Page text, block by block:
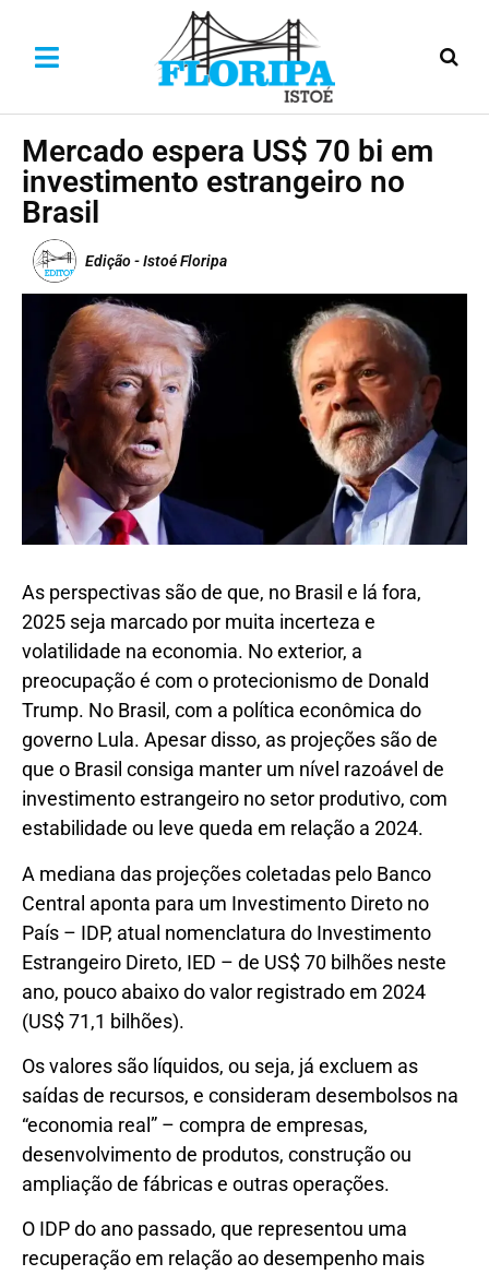
Mercado espera US$ 70 bi em
investimento estrangeiro no
Brasil
Edição - Istoé Floripa
As perspectivas são de que, no Brasil e lá fora,
2025 seja marcado por muita incerteza e
volatilidade na economia. No exterior, a
preocupação é com o protecionismo de Donald
Trump. No Brasil, com a política econômica do
governo Lula. Apesar disso, as projeções são de
que o Brasil consiga manter um nível razoável de
investimento estrangeiro no setor produtivo, com
estabilidade ou leve queda em relação a 2024.
A mediana das projeções coletadas pelo Banco
Central aponta para um Investimento Direto no
País – IDP, atual nomenclatura do Investimento
Estrangeiro Direto, IED – de US$ 70 bilhões neste
ano, pouco abaixo do valor registrado em 2024
(US$ 71,1 bilhões).
Os valores são líquidos, ou seja, já excluem as
saídas de recursos, e consideram desembolsos na
“economia real” – compra de empresas,
desenvolvimento de produtos, construção ou
ampliação de fábricas e outras operações.
O IDP do ano passado, que representou uma
recuperação em relação ao desempenho mais